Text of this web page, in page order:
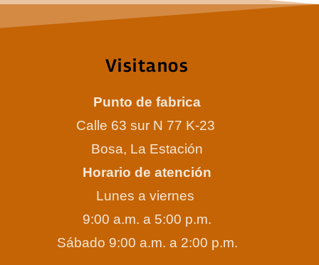
Visitanos
Punto de fabrica
Calle 63 sur N 77 K-23
Bosa, La Estación
Horario de atención
Lunes a viernes
9:00 a.m. a 5:00 p.m.
Sábado 9:00 a.m. a 2:00 p.m.